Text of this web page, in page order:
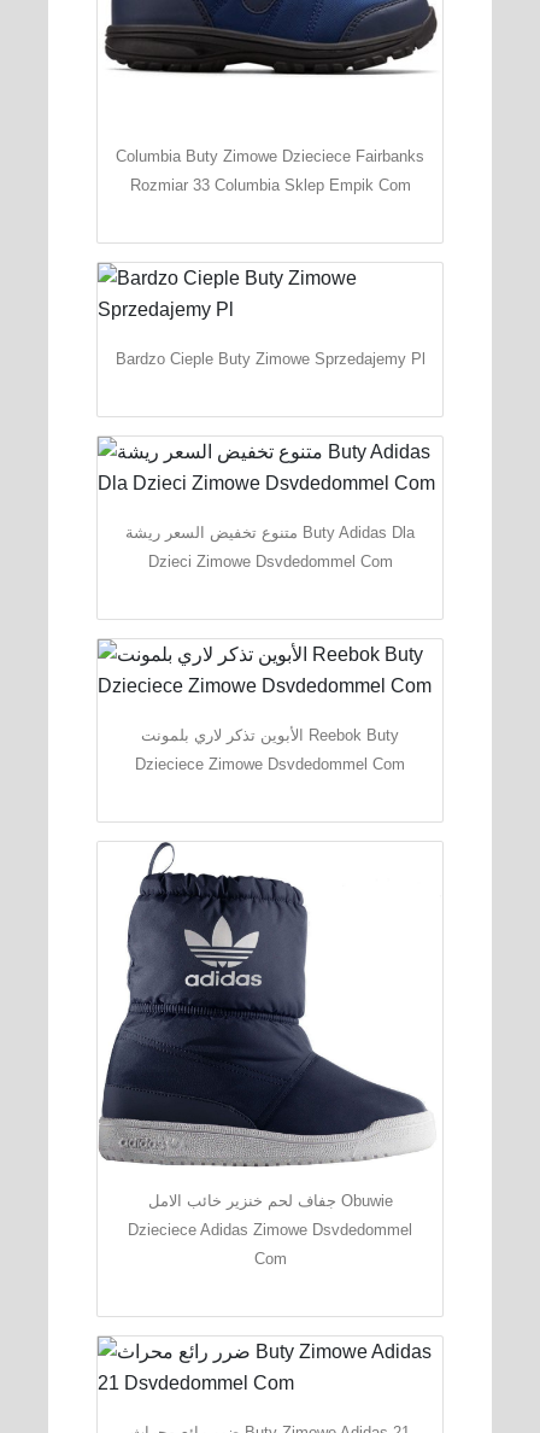
Columbia Buty Zimowe Dzieciece Fairbanks
Rozmiar 33 Columbia Sklep Empik Com
Bardzo Cieple Buty Zimowe Sprzedajemy Pl
متنوع تخفيض السعر ريشة Buty Adidas Dla
Dzieci Zimowe Dsvdedommel Com
الأبوين تذكر لاري بلمونت Reebok Buty
Dzieciece Zimowe Dsvdedommel Com
جفاف لحم خنزير خائب الامل Obuwie
Dzieciece Adidas Zimowe Dsvdedommel
Com